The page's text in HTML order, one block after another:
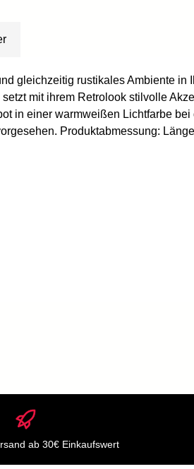
gleichzeitig rustikales Ambiente
mit ihrem Retrolook stilvolle
in einer warmweißen Lichtfarbe
Produktabmessung:
ab 30€ Einkaufswert